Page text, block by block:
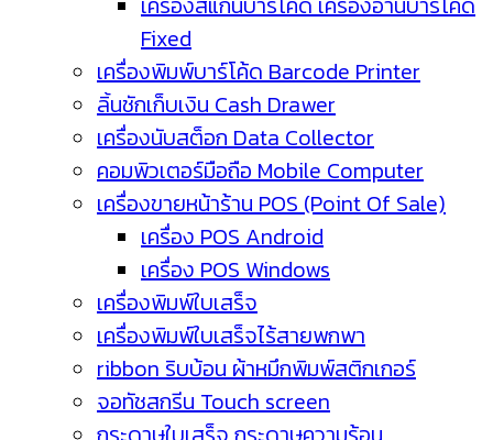
Fixed
เครื่องพิมพ์บาร์โค้ด Barcode Printer
ลิ้นชักเก็บเงิน Cash Drawer
เครื่องนับสต็อก Data Collector
คอมพิวเตอร์มือถือ Mobile Computer
เครื่องขายหน้าร้าน POS (Point Of Sale)
เครื่อง POS Android
เครื่อง POS Windows
เครื่องพิมพ์ใบเสร็จ
เครื่องพิมพ์ใบเสร็จไร้สายพกพา
ribbon ริบบ้อน ผ้าหมึกพิมพ์สติกเกอร์
จอทัชสกรีน Touch screen